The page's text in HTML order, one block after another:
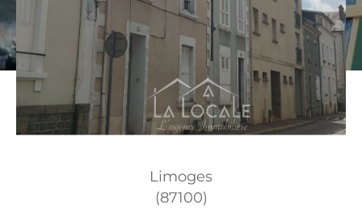
Limoges
(87100)
Budget
Budget
Surface
Surface
Pièces